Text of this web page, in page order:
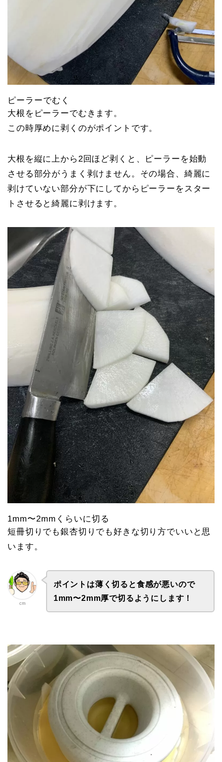
ピーラーでむく
大根をピーラーでむきます。
この時厚めに剥くのがポイントです。
大根を縦に上から2回ほど剥くと、ピーラーを始動
させる部分がうまく剥けません。その場合、綺麗に
剥けていない部分が下にしてからピーラーをスター
トさせると綺麗に剥けます。
1mm〜2mmくらいに切る
短冊切りでも銀杏切りでも好きな切り方でいいと思
います。
cm
ポイントは薄く切ると食感が悪いので
1mm〜2mm厚で切るようにします！